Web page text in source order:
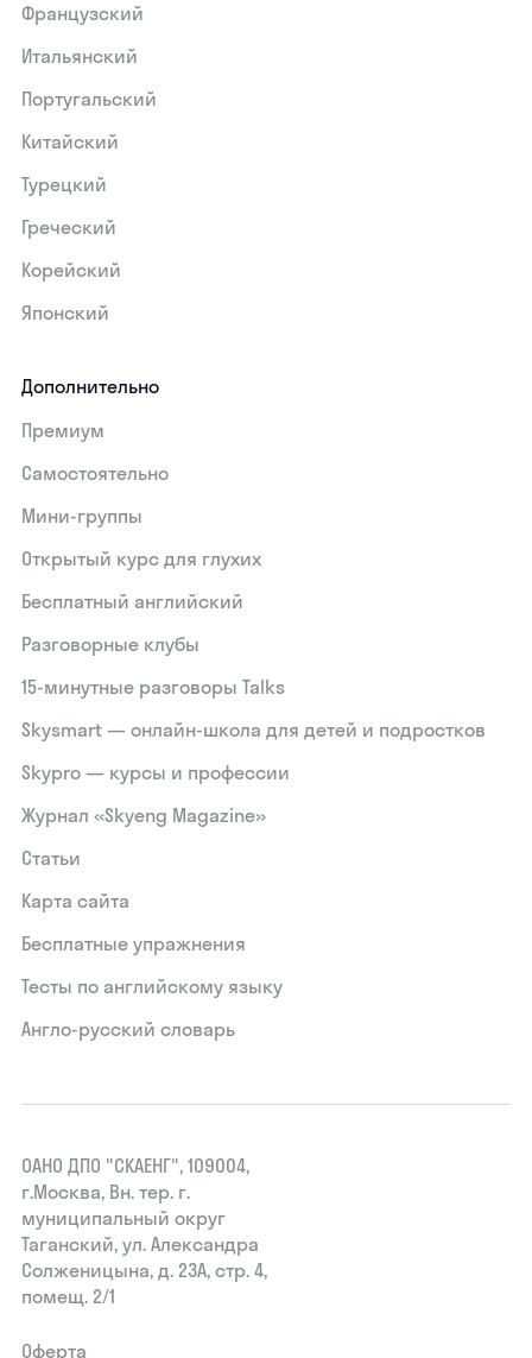
Французский
Итальянский
Португальский
Китайский
Турецкий
Греческий
Корейский
Японский
Дополнительно
Премиум
Самостоятельно
Мини-группы
Открытый курс для глухих
Бесплатный английский
Разговорные клубы
15‑минутные разговоры Talks
Skysmart — онлайн-школа для детей и подростков
Skypro — курсы и профессии
Журнал «Skyeng Magazine»
Статьи
Карта сайта
Бесплатные упражнения
Тесты по английскому языку
Англо-русский словарь
ОАНО ДПО "СКАЕНГ", 109004,
г.Москва, Вн. тер. г.
муниципальный округ
Таганский, ул. Александра
Солженицына, д. 23А, стр. 4,
помещ. 2/1
Оферта